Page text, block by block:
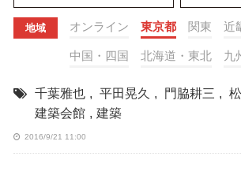
地域 オンライン 東京都 関東 近
中国・四国 北海道・東北 九
千葉雅也 , 平田晃久 , 門脇耕三 ,
建築会館 , 建築
2016/9/21 11:00